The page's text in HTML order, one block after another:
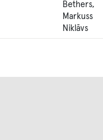
Bethers,
Markuss
Niklāvs